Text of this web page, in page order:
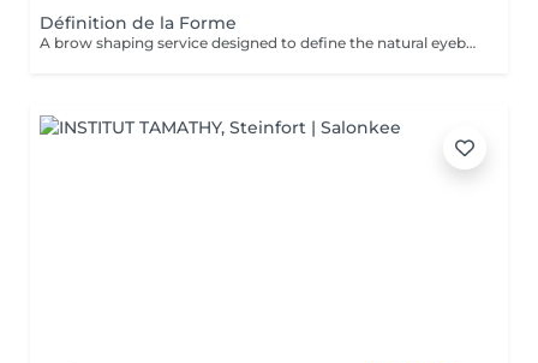
Définition de la Forme
A brow shaping service designed to define the natural eyebrow line and create a cleaner, more balanced look. The treatment includes defining the brow shape and removing unwanted hair for a refined result. Result: well-defined eyebrows that frame the face beautifully. Recommended frequency: every 3 to 4 weeks.